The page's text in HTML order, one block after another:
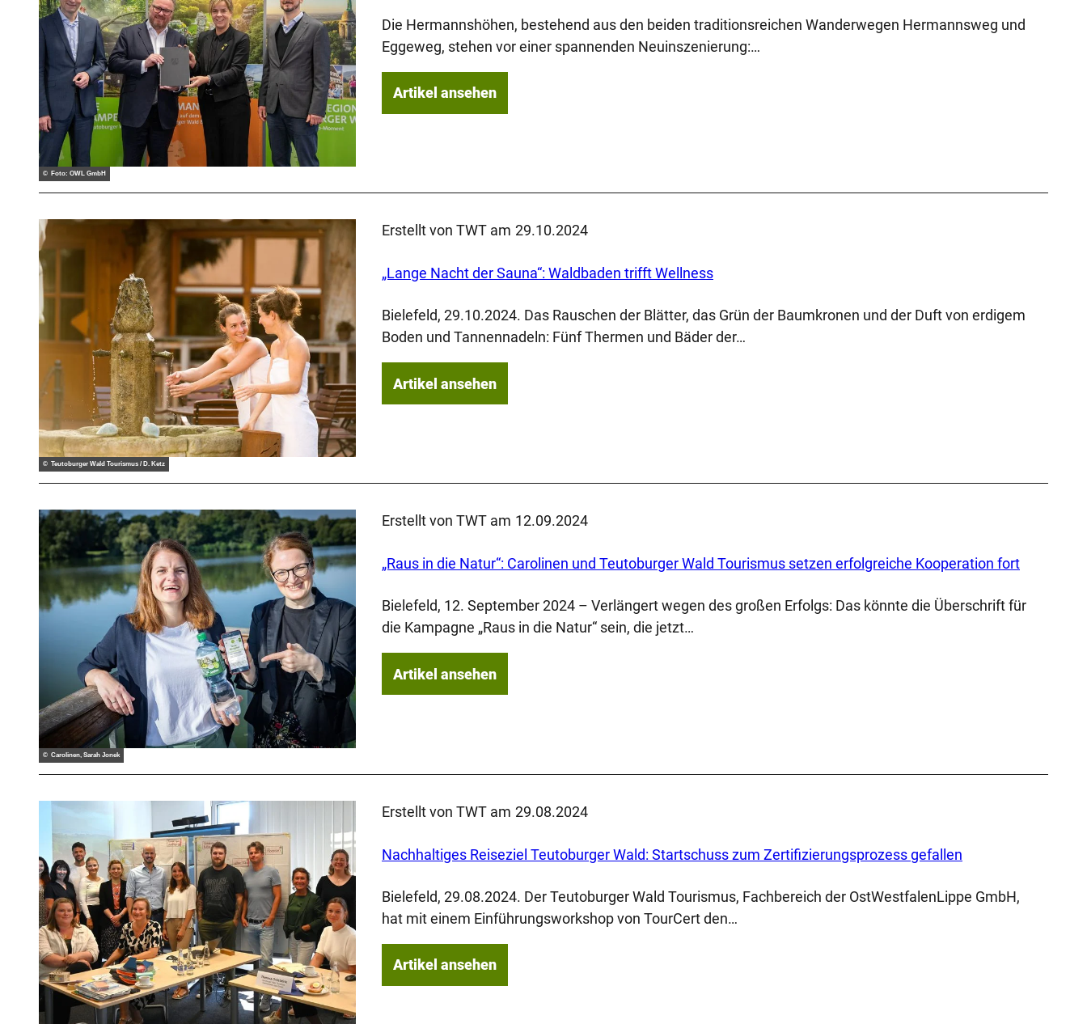
© Foto: OWL GmbH
Die Hermannshöhen, bestehend aus den beiden traditionsreichen Wanderwegen Hermannsweg und
Eggeweg, stehen vor einer spannenden Neuinszenierung:…
Artikel ansehen
© Teutoburger Wald Tourismus / D. Ketz
Erstellt von TWT am 29.10.2024
„Lange Nacht der Sauna“: Waldbaden trifft Wellness
Bielefeld, 29.10.2024. Das Rauschen der Blätter, das Grün der Baumkronen und der Duft von erdigem
Boden und Tannennadeln: Fünf Thermen und Bäder der…
Artikel ansehen
© Carolinen, Sarah Jonek
Erstellt von TWT am 12.09.2024
„Raus in die Natur“: Carolinen und Teutoburger Wald Tourismus setzen erfolgreiche Kooperation fort
Bielefeld, 12. September 2024 – Verlängert wegen des großen Erfolgs: Das könnte die Überschrift für
die Kampagne „Raus in die Natur“ sein, die jetzt…
Artikel ansehen
Erstellt von TWT am 29.08.2024
Nachhaltiges Reiseziel Teutoburger Wald: Startschuss zum Zertifizierungsprozess gefallen
Bielefeld, 29.08.2024. Der Teutoburger Wald Tourismus, Fachbereich der OstWestfalenLippe GmbH,
hat mit einem Einführungsworkshop von TourCert den…
Artikel ansehen